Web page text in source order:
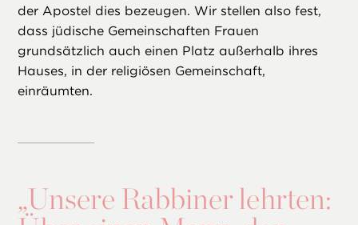
der Apostel dies bezeugen. Wir stellen also fest,
dass jüdische Gemeinschaften Frauen
grundsätzlich auch einen Platz außerhalb ihres
Hauses, in der religiösen Gemeinschaft,
einräumten.
„Unsere Rabbiner lehrten: